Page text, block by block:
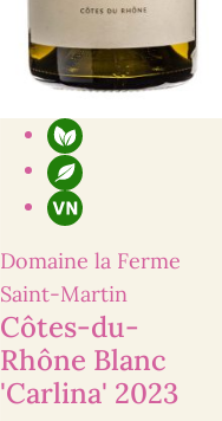
Domaine la Ferme
Saint-Martin
Côtes-du-
Rhône Blanc
'Carlina' 2023